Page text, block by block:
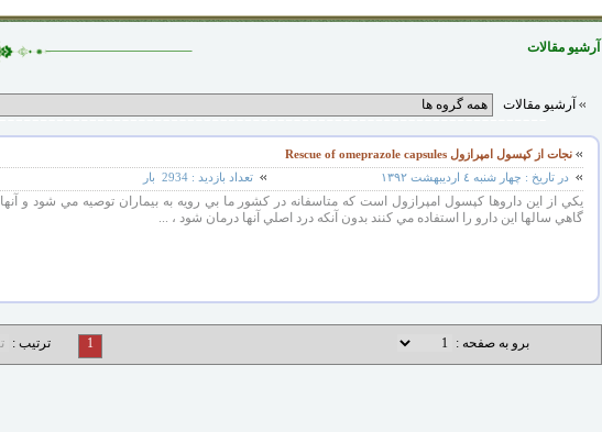
آرشیو مقالات
آرشیو مقالات
نجات از کپسول امپرازول Rescue of omeprazole capsules
در تاریخ : چهار شنبه ٤ اردیبهشت ١٣٩٢ تعداد بازدید : 2934 بار
يکي از اين داروها کپسول امپرازول است که متاسفانه در کشور ما بي رويه به بيماران توصيه مي شود و آنها
گاهي سالها اين دارو را استفاده مي کنند بدون آنکه درد اصلي آنها درمان شود ، ...
برو به صفحه : 1 ترتیب :